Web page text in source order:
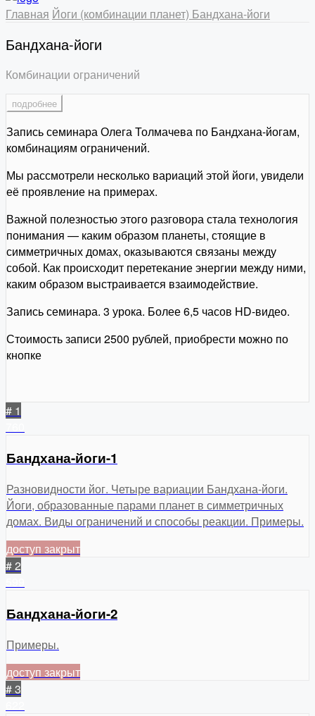
Главная Йоги (комбинации планет) Бандхана-йоги
Бандхана-йоги
Комбинации ограничений
подробнее
Запись семинара Олега Толмачева по Бандхана-йогам,
комбинациям ограничений.
Мы рассмотрели несколько вариаций этой йоги, увидели
её проявление на примерах.
Важной полезностью этого разговора стала технология
понимания — каким образом планеты, стоящие в
симметричных домах, оказываются связаны между
собой. Как происходит перетекание энергии между ними,
каким образом выстраивается взаимодействие.
Запись семинара. 3 урока. Более 6,5 часов HD-видео.
Стоимость записи 2500 рублей, приобрести можно по
кнопке
# 1
Бандхана-йоги-1
Разновидности йог. Четыре вариации Бандхана-йоги.
Йоги, образованные парами планет в симметричных
домах. Виды ограничений и способы реакции. Примеры.
доступ закрыт
# 2
Бандхана-йоги-2
Примеры.
доступ закрыт
# 3